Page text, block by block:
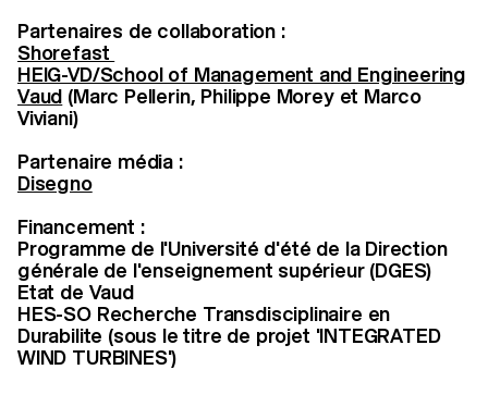
Partenaires de collaboration :
Shorefast
HEIG-VD/School of Management and Engineering
Vaud (Marc Pellerin, Philippe Morey et Marco
Viviani)
Partenaire média :
Disegno
Financement :
Programme de l'Université d'été de la Direction
générale de l'enseignement supérieur (DGES)
Etat de Vaud
HES-SO Recherche Transdisciplinaire en
Durabilite (sous le titre de projet 'INTEGRATED
WIND TURBINES')